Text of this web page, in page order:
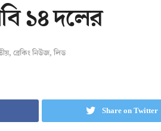
১৪ দলের
, ব্রেকিং নিউজ, লিড
Share on Twitter